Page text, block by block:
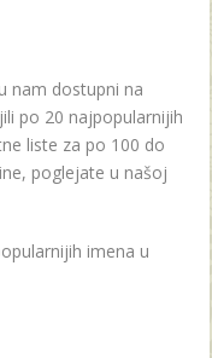
nam dostupni na
po 20 najpopularnijih
liste za po 100 do
poglejate u našoj
imena u